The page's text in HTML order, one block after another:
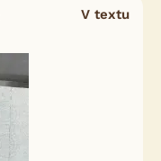
V textu